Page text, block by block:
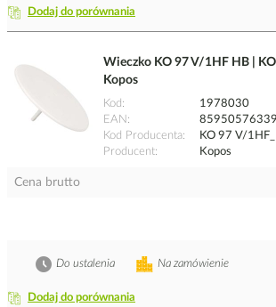
Dodaj do porównania
Wieczko KO 97 V/1HF HB |
Kopos
Kod
1978030
EAN
Kod Producenta
KO 97 V/
Producent
Kopos
Cena brutto
Dodaj do porównania
Na zamówienie
Do ustalenia